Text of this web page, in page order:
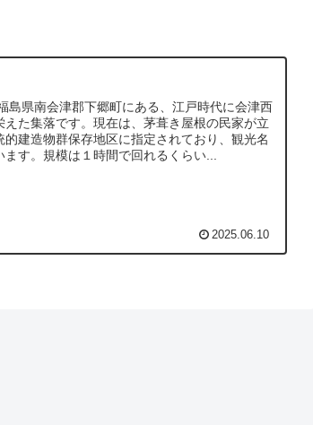
島県南会津郡下郷町にある、江戸時代に会津西
えた集落です。現在は、茅葺き屋根の民家が立
的建造物群保存地区に指定されており、観光名
す。規模は１時間で回れるくらい...
2025.06.10